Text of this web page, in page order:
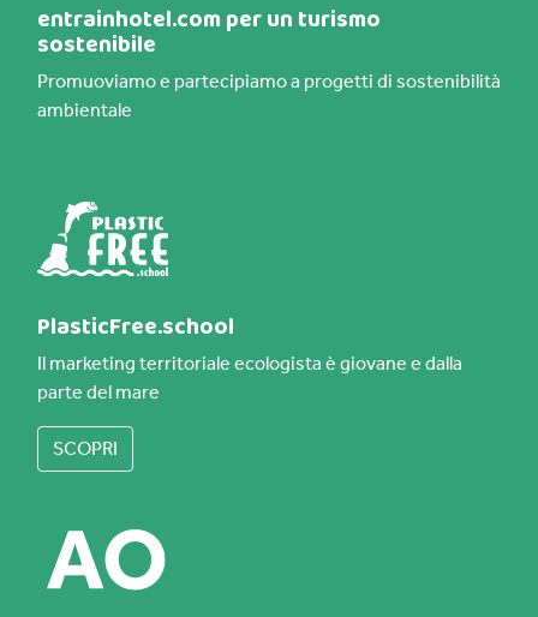
entrainhotel.com per un turismo
sostenibile
Promuoviamo e partecipiamo a progetti di sostenibilità
ambientale
PlasticFree.school
Il marketing territoriale ecologista è giovane e dalla
parte del mare
SCOPRI